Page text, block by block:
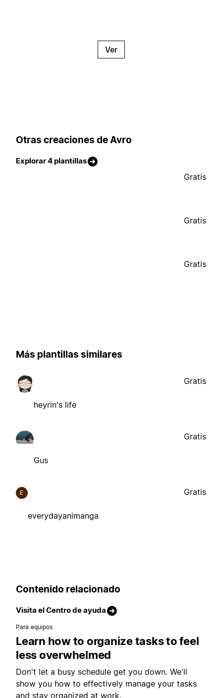
Ver
Otras creaciones de Avro
Explorar 4 plantillas
Gratis
Gratis
Gratis
Más plantillas similares
heyrin's life
Gratis
Gus
Gratis
E
everydayanimanga
Gratis
Contenido relacionado
Visita el Centro de ayuda
Para equipos
Learn how to organize tasks to feel
less overwhelmed
Don't let a busy schedule get you down. We'll
show you how to effectively manage your tasks
and stay organized at work.